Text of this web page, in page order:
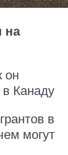
на
он
Канаду
в
могут